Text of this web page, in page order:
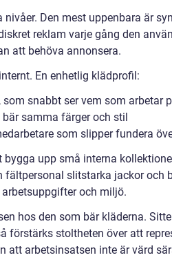
Den mest uppenbara är
reklam varje gång den
att behöva annonsera.
En enhetlig klädprofil:
snabbt ser vem som arbetar
samma färger och stil
som slipper fundera
upp små interna
fältpersonal slitstarka jackor och
och miljö.
hos den som bär kläderna.
förstärks stoltheten över att
att arbetsinsatsen inte är värd